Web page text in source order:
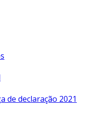
de declaração 2021